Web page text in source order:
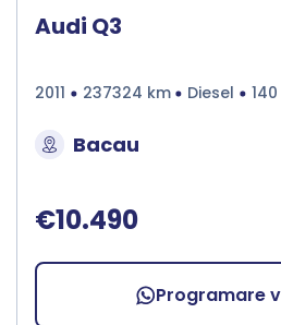
Audi Q3
2011 237324 km Diesel 140
Bacau
€10.490
Programare